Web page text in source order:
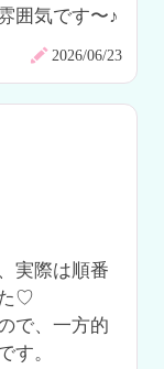
囲気です〜♪
2026/06/23
実際は順番
♡
で、一方的
す。